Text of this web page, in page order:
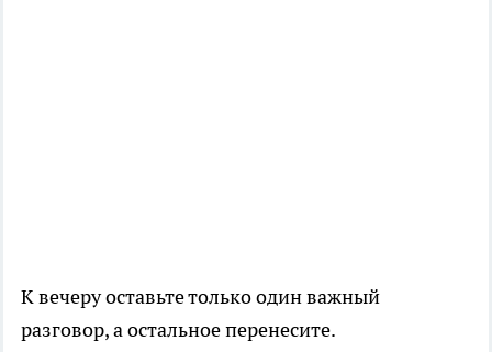
К вечеру оставьте только один важный
разговор, а остальное перенесите.